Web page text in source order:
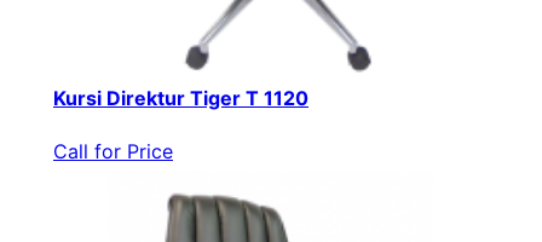
Kursi Direktur Tiger T 1120
Call for Price